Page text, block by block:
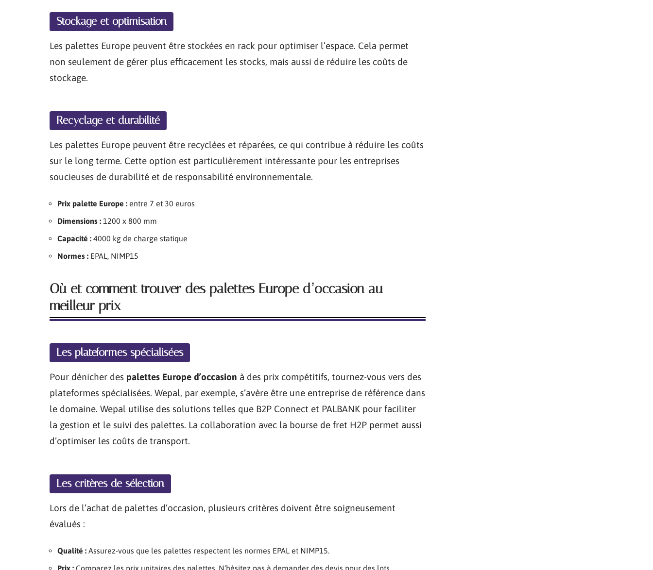
Stockage et optimisation
Les palettes Europe peuvent être stockées en rack pour optimiser l’espace. Cela permet
non seulement de gérer plus efficacement les stocks, mais aussi de réduire les coûts de
stockage.
Recyclage et durabilité
Les palettes Europe peuvent être recyclées et réparées, ce qui contribue à réduire les coûts
sur le long terme. Cette option est particulièrement intéressante pour les entreprises
soucieuses de durabilité et de responsabilité environnementale.
Prix palette Europe : entre 7 et 30 euros
Dimensions : 1200 x 800 mm
Capacité : 4000 kg de charge statique
Normes : EPAL, NIMP15
Où et comment trouver des palettes Europe d’occasion au
meilleur prix
Les plateformes spécialisées
Pour dénicher des palettes Europe d’occasion à des prix compétitifs, tournez-vous vers des
plateformes spécialisées. Wepal, par exemple, s’avère être une entreprise de référence dans
le domaine. Wepal utilise des solutions telles que B2P Connect et PALBANK pour faciliter
la gestion et le suivi des palettes. La collaboration avec la bourse de fret H2P permet aussi
d’optimiser les coûts de transport.
Les critères de sélection
Lors de l’achat de palettes d’occasion, plusieurs critères doivent être soigneusement
évalués :
Qualité : Assurez-vous que les palettes respectent les normes EPAL et NIMP15.
Prix : Comparez les prix unitaires des palettes. N’hésitez pas à demander des devis pour des lots